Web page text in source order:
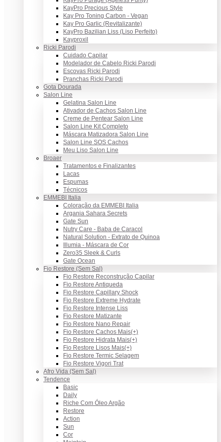
KayPro Precious Style
Kay Pro Toning Carbon - Vegan
Kay Pro Garlic (Revitalizante)
KayPro Bazilian Liss (Liso Perfeito)
Kayproxil
Ricki Parodi
Cuidado Capilar
Modelador de Cabelo Ricki Parodi
Escovas Ricki Parodi
Pranchas Ricki Parodi
Gota Dourada
Salon Line
Gelatina Salon Line
Ativador de Cachos Salon Line
Creme de Pentear Salon Line
Salon Line Kit Completo
Máscara Matizadora Salon Line
Salon Line SOS Cachos
Meu Liso Salon Line
Broaer
Tratamentos e Finalizantes
Lacas
Espumas
Técnicos
EMMEBI Italia
Coloração da EMMEBI Italia
Argania Sahara Secrets
Gate Sun
Nutry Care - Baba de Caracol
Natural Solution - Extrato de Quinoa
Illumia - Máscara de Cor
Zero35 Sleek & Curls
Gate Ocean
Fio Restore (Sem Sal)
Fio Restore Reconstrução Capilar
Fio Restore Antiqueda
Fio Restore Capillary Shock
Fio Restore Extreme Hydrate
Fio Restore Intense Liss
Fio Restore Matizante
Fio Restore Nano Repair
Fio Restore Cachos Mais(+)
Fio Restore Hidrata Mais(+)
Fio Restore Lisos Mais(+)
Fio Restore Termic Selagem
Fio Restore Vigori Trat
Afro Vida (Sem Sal)
Tendence
Basic
Daily
Riche Com Óleo Argão
Restore
Action
Sun
Cor